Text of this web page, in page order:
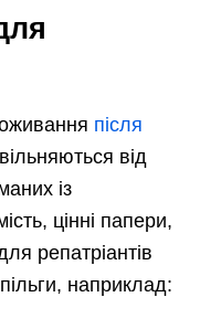
після
від
із
цінні папери,
репатріантів
наприклад: